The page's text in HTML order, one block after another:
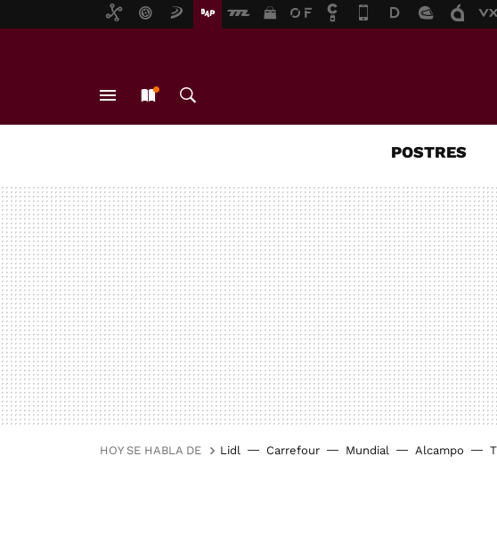
POSTRES
HOY SE HABLA DE Lidl Carrefour Mundial Alcampo